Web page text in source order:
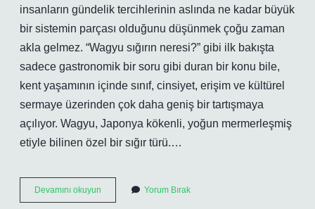
insanların gündelik tercihlerinin aslında ne kadar büyük
bir sistemin parçası olduğunu düşünmek çoğu zaman
akla gelmez. “Wagyu sığırın neresi?” gibi ilk bakışta
sadece gastronomik bir soru gibi duran bir konu bile,
kent yaşamının içinde sınıf, cinsiyet, erişim ve kültürel
sermaye üzerinden çok daha geniş bir tartışmaya
açılıyor. Wagyu, Japonya kökenli, yoğun mermerleşmiş
etiyle bilinen özel bir sığır türü.…
Devamını okuyun
sığırın
Yorum Bırak